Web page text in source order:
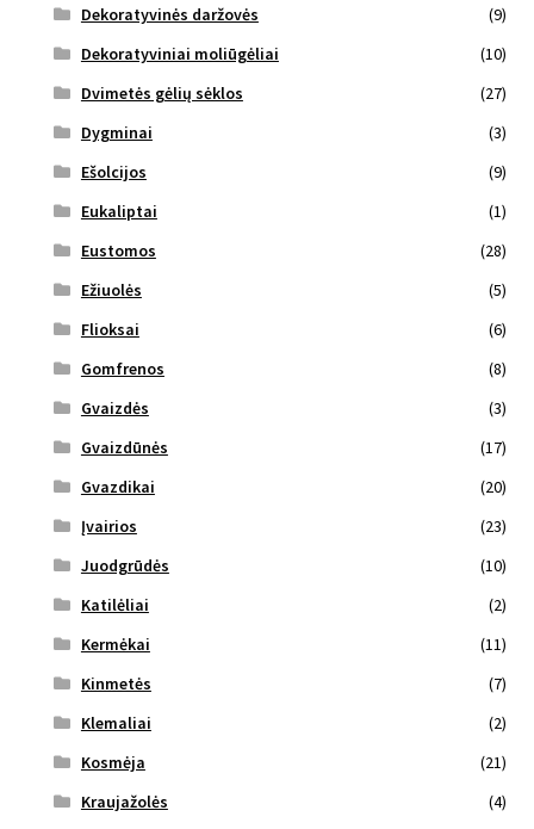
Dekoratyvinės daržovės
(9)
Dekoratyviniai moliūgėliai
(10)
Dvimetės gėlių sėklos
(27)
Dygminai
(3)
Ešolcijos
(9)
Eukaliptai
(1)
Eustomos
(28)
Ežiuolės
(5)
Flioksai
(6)
Gomfrenos
(8)
Gvaizdės
(3)
Gvaizdūnės
(17)
Gvazdikai
(20)
Įvairios
(23)
Juodgrūdės
(10)
Katilėliai
(2)
Kermėkai
(11)
Kinmetės
(7)
Klemaliai
(2)
Kosmėja
(21)
Kraujažolės
(4)